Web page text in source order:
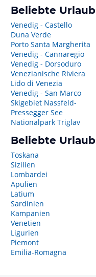
Beliebte
Venedig - Castello
Duna Verde
Porto Santa Margherita
Venedig - Cannaregio
Venedig - Dorsoduro
Venezianische Riviera
Lido di Venezia
Venedig - San Marco
Skigebiet Nassfeld-
Pressegger See
Nationalpark Triglav
Beliebte
Toskana
Sizilien
Lombardei
Apulien
Latium
Sardinien
Kampanien
Venetien
Ligurien
Piemont
Emilia-Romagna